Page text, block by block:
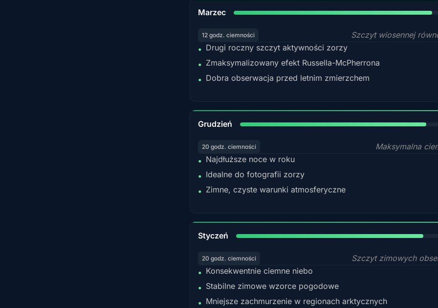
Marzec
12 godz. ciemności
Szczyt wiosennej
• Drugi roczny szczyt aktywności zorzy
• Zmaksymalizowany efekt Russella-McPherrona
• Dobra obserwacja przed letnim zmierzchem
Grudzień
20 godz. ciemności
Maksymalna
• Najdłuższe noce w roku
• Idealne do fotografii zorzy
• Zimne, czyste warunki atmosferyczne
Styczeń
20 godz. ciemności
Szczyt zimowych
• Konsekwentnie ciemne niebo
• Stabilne zimowe wzorce pogodowe
• Mniejsze zachmurzenie w regionach arktycznych